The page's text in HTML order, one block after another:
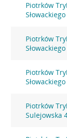
Piotrków
Piotrków
Piotrków
Piotrków
Sulejowska